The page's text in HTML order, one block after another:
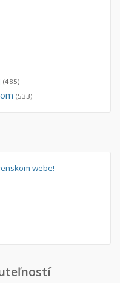
(485)
(533)
webe!